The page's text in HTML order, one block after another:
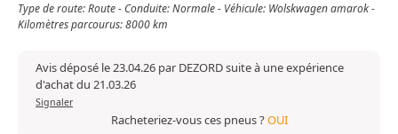
Type de route: Route - Conduite: Normale - Véhicule: Wolskwagen amarok -
Kilomètres parcourus: 8000 km
Avis déposé le 23.04.26 par DEZORD suite à une expérience
d'achat du 21.03.26
Signaler
Racheteriez-vous ces pneus ?OUI